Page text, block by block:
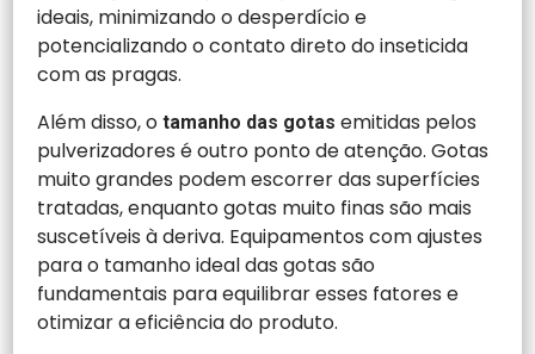
ideais, minimizando o desperdício e
potencializando o contato direto do inseticida
com as pragas.
Além disso, o tamanho das gotas emitidas pelos
pulverizadores é outro ponto de atenção. Gotas
muito grandes podem escorrer das superfícies
tratadas, enquanto gotas muito finas são mais
suscetíveis à deriva. Equipamentos com ajustes
para o tamanho ideal das gotas são
fundamentais para equilibrar esses fatores e
otimizar a eficiência do produto.